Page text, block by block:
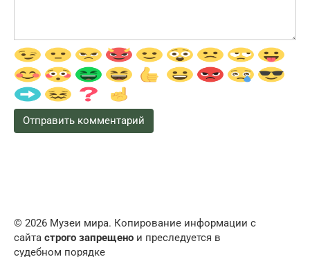
© 2026 Музеи мира. Копирование информации с
сайта строго запрещено и преследуется в
судебном порядке